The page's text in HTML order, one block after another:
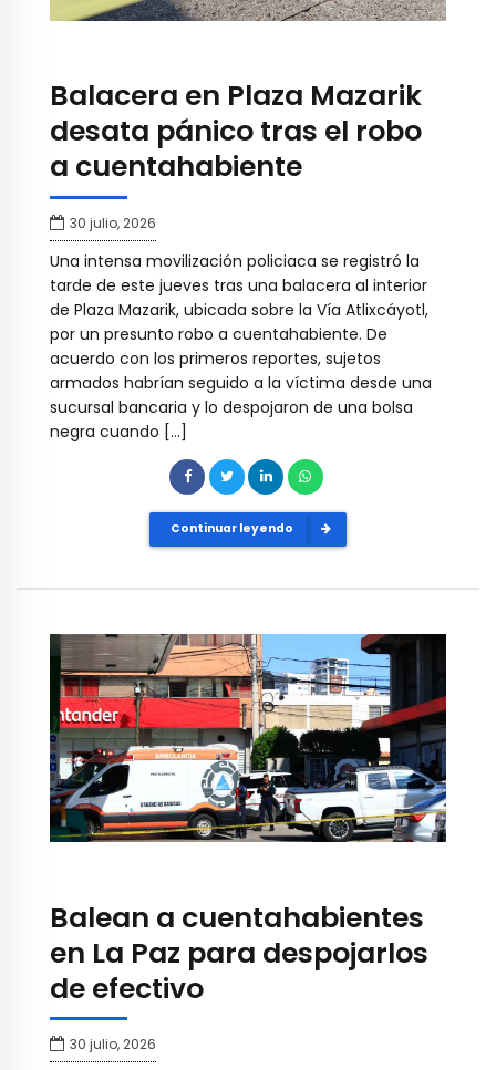
Balacera en Plaza Mazarik
desata pánico tras el robo
a cuentahabiente
30 julio, 2026
Una intensa movilización policiaca se registró la
tarde de este jueves tras una balacera al interior
de Plaza Mazarik, ubicada sobre la Vía Atlixcáyotl,
por un presunto robo a cuentahabiente. De
acuerdo con los primeros reportes, sujetos
armados habrían seguido a la víctima desde una
sucursal bancaria y lo despojaron de una bolsa
negra cuando […]
Continuar leyendo
Balean a cuentahabientes
en La Paz para despojarlos
de efectivo
30 julio, 2026